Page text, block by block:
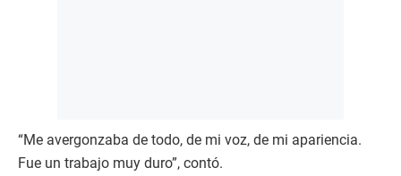
“Me avergonzaba de todo, de mi voz, de mi apariencia.
Fue un trabajo muy duro”, contó.